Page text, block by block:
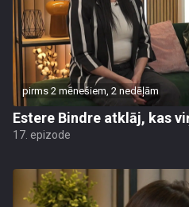
pirms 2 mēnešiem, 2 nedēļām
Estere Bindre atklāj, kas
17. epizode